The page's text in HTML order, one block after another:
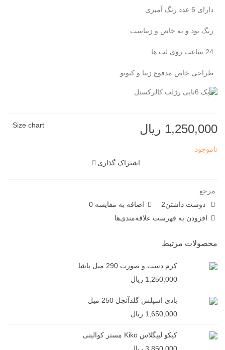
دارای 6 عدد رنگ آمیزی
رنگ نود و نه خاص و زیباست
طراحی خاص مدفوع زیبا و کیوتو
1,250,000 ریال Size chart
ناموجود
اشتراک گذاری
مرجع:
دوست داشتن2 اضافه به مقایسه 0
افزودن به فهرست علاقه‌مندی‌ها
محصولات مرتبط
کرم دست و صورت 290 میل پاشا
1,250,000 ریال
بادی اسپلش گلدآنجل 250 میل
1,650,000 ریال
کیکو لیپگلاس Kiko مستر کوالیتی
3,850,000 ریال